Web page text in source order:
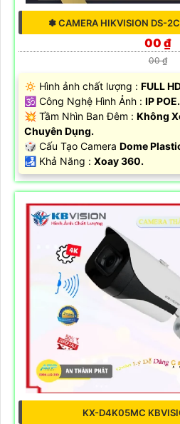
✽ CAMERA HIKVISION DS-
00 ₫
00 ₫
🔅 Hình ảnh chất lượng : FULL
🕉️ Công Nghệ Hình Ảnh : IP POE.
💥 Tầm Nhìn Ban Đêm : Không
Chuyên Dụng.
🎲 Cấu Tạo Camera Dome
️🛃 Khả Năng : Xoay 360.
KX-D4K05MC